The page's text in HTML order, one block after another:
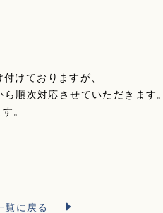
けておりますが、
順次対応させていただきます。
。
覧に戻る